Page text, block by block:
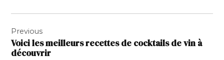
de
l’article
Previous
Voici les meilleurs recettes de cocktails de vin à
découvrir